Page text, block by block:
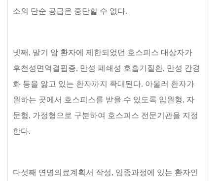
소의 단순 공급은 중단할 수 없다.
넷째 , 말기 암 환자에 제한되었던 호스피스 대상자가
후천성면역결핍증, 만성 폐쇄성 호흡기질환, 만성 간경
화 등을 앓고 있는 환자까지 확대된다. 아울러 환자가
원하는 곳에서 호스피스를 받을 수 있도록 입원형, 자
문형, 가정형으로 구분하여 호스피스 전문기관을 지정
한다.
다섯째 연명의료계획서 작성, 임종과정에 있는 환자인